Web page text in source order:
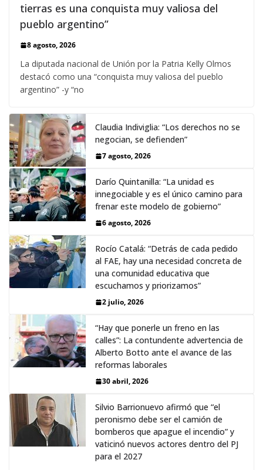
tierras es una conquista muy valiosa del
pueblo argentino”
8 agosto, 2026
La diputada nacional de Unión por la Patria Kelly Olmos
destacó como una “conquista muy valiosa del pueblo
argentino” -y “no
Claudia Indiviglia: “Los derechos no se
negocian, se defienden”
7 agosto, 2026
Darío Quintanilla: “La unidad es
innegociable y es el único camino para
frenar este modelo de gobierno”
6 agosto, 2026
Rocío Catalá: “Detrás de cada pedido
al FAE, hay una necesidad concreta de
una comunidad educativa que
escuchamos y priorizamos”
2 julio, 2026
“Hay que ponerle un freno en las
calles”: La contundente advertencia de
Alberto Botto ante el avance de las
reformas laborales
30 abril, 2026
Silvio Barrionuevo afirmó que “el
peronismo debe ser el camión de
bomberos que apague el incendio” y
vaticinó nuevos actores dentro del PJ
para el 2027